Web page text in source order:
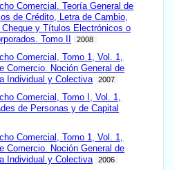
Comercial. Teoría General de
de Crédito, Letra de Cambio,
Cheque y Títulos Electrónicos o
Tomo II
2008
Comercial, Tomo 1, Vol. 1,
Comercio. Noción General de
Individual y Colectiva
2007
Comercial, Tomo I, Vol. 1,
de Personas y de Capital
Comercial, Tomo 1, Vol. 1,
Comercio. Noción General de
Individual y Colectiva
2006